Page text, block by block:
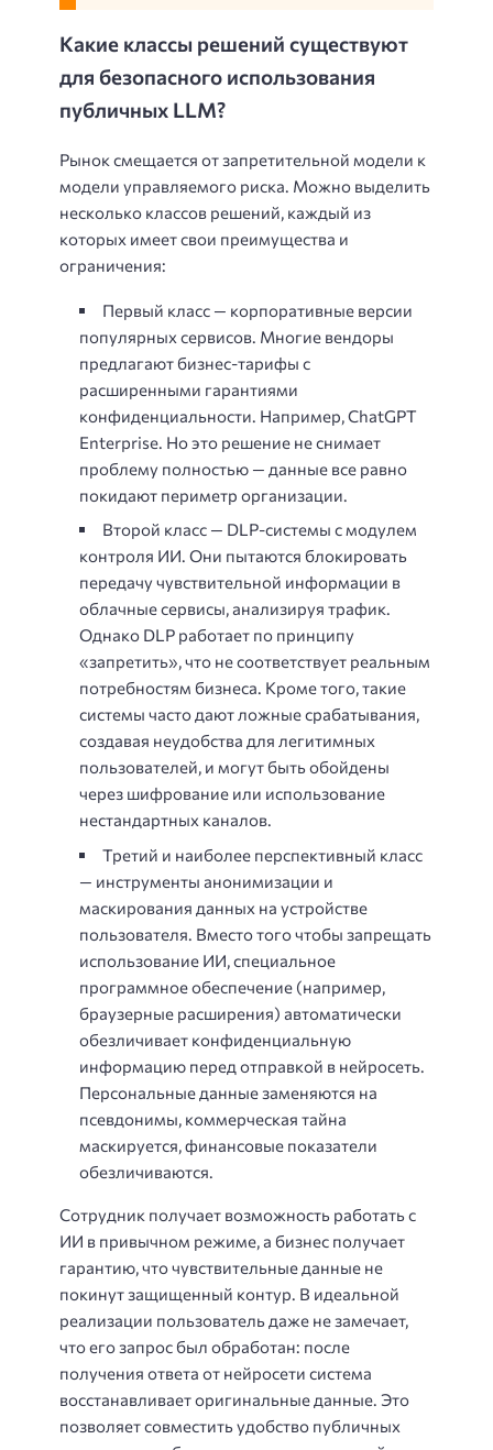
Какие классы решений существуют
для безопасного использования
публичных LLM?
Рынок смещается от запретительной модели к
модели управляемого риска. Можно выделить
несколько классов решений, каждый из
которых имеет свои преимущества и
ограничения:
Первый класс — корпоративные версии
популярных сервисов. Многие вендоры
предлагают бизнес-тарифы с
расширенными гарантиями
конфиденциальности. Например, ChatGPT
Enterprise. Но это решение не снимает
проблему полностью — данные все равно
покидают периметр организации.
Второй класс — DLP-системы с модулем
контроля ИИ. Они пытаются блокировать
передачу чувствительной информации в
облачные сервисы, анализируя трафик.
Однако DLP работает по принципу
«запретить», что не соответствует реальным
потребностям бизнеса. Кроме того, такие
системы часто дают ложные срабатывания,
создавая неудобства для легитимных
пользователей, и могут быть обойдены
через шифрование или использование
нестандартных каналов.
Третий и наиболее перспективный класс
— инструменты анонимизации и
маскирования данных на устройстве
пользователя. Вместо того чтобы запрещать
использование ИИ, специальное
программное обеспечение (например,
браузерные расширения) автоматически
обезличивает конфиденциальную
информацию перед отправкой в нейросеть.
Персональные данные заменяются на
псевдонимы, коммерческая тайна
маскируется, финансовые показатели
обезличиваются.
Сотрудник получает возможность работать с
ИИ в привычном режиме, а бизнес получает
гарантию, что чувствительные данные не
покинут защищенный контур. В идеальной
реализации пользователь даже не замечает,
что его запрос был обработан: после
получения ответа от нейросети система
восстанавливает оригинальные данные. Это
позволяет совместить удобство публичных